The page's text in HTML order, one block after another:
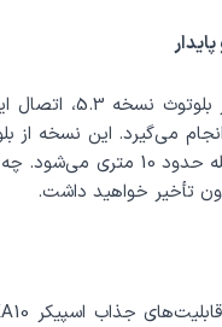
با بهره‌گیری
می‌گیرد. این نسخه از
اتصال تا فاصله
تأخیر خواهید داشت.